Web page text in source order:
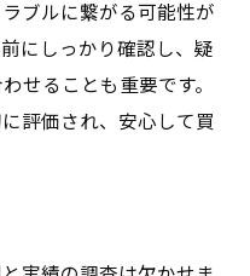
ブルに繋がる可能性が
にしっかり確認し、疑
せることも重要です。
評価され、安心して買